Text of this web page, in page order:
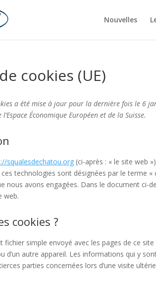
Nouvelles
cookies (UE)
a été mise à jour pour la dernière fois le 6
Économique Européen et de la Suisse.
squalesdechatou.org (ci-après : « le site web
technologies sont désignées par le terme
nous avons engagées. Dans le document ci-
web.
cookies ?
fichier simple envoyé avec les pages de ce
d’un autre appareil. Les informations qui y
parties concernées lors d’une visite